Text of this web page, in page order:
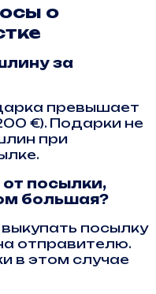
о
за
превышает
€). Подарки не
при
посылки,
большая?
посылку
отправителю.
в этом случае